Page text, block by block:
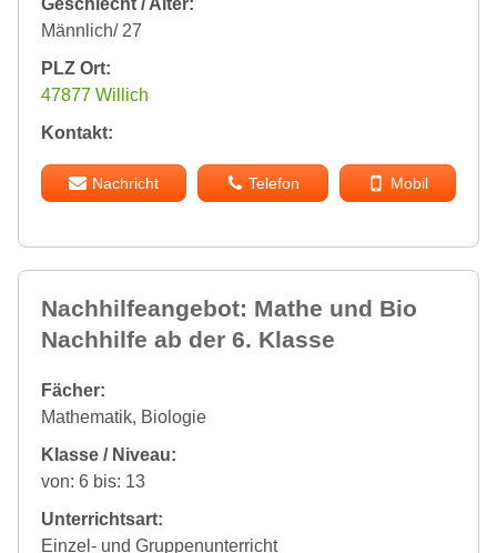
Geschlecht / Alter:
Männlich/ 27
PLZ Ort:
47877 Willich
Kontakt:
Nachricht Telefon Mobil
Nachhilfeangebot: Mathe und Bio
Nachhilfe ab der 6. Klasse
Fächer:
Mathematik, Biologie
Klasse / Niveau:
von: 6 bis: 13
Unterrichtsart:
Einzel- und Gruppenunterricht